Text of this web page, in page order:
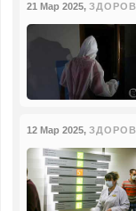
21 Мар 2025,
12 Мар 2025,